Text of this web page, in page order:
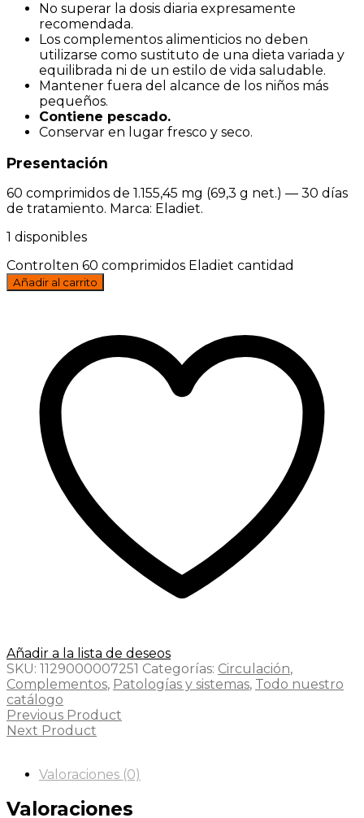
No superar la dosis diaria expresamente
recomendada.
Los complementos alimenticios no deben
utilizarse como sustituto de una dieta variada y
equilibrada ni de un estilo de vida saludable.
Mantener fuera del alcance de los niños más
pequeños.
Contiene pescado.
Conservar en lugar fresco y seco.
Presentación
60 comprimidos de 1.155,45 mg (69,3 g net.) — 30 días
de tratamiento. Marca: Eladiet.
1 disponibles
Controlten 60 comprimidos Eladiet cantidad
Añadir al carrito
Añadir a la lista de deseos
SKU: 1129000007251 Categorías: Circulación,
Complementos, Patologías y sistemas, Todo nuestro
catálogo
Previous Product
Next Product
Valoraciones (0)
Valoraciones